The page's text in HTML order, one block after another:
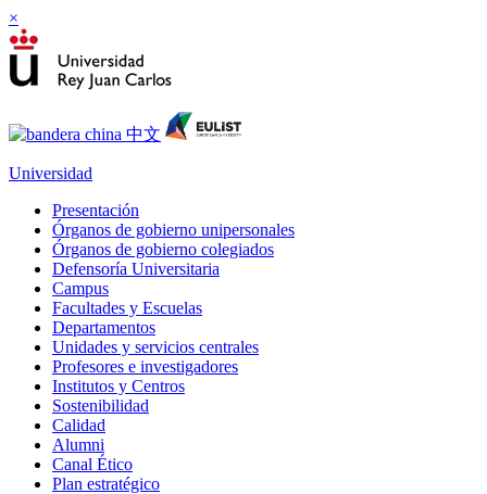
×
Universidad
Presentación
Órganos de gobierno unipersonales
Órganos de gobierno colegiados
Defensoría Universitaria
Campus
Facultades y Escuelas
Departamentos
Unidades y servicios centrales
Profesores e investigadores
Institutos y Centros
Sostenibilidad
Calidad
Alumni
Canal Ético
Plan estratégico